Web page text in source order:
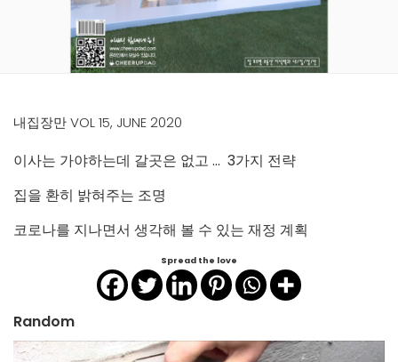
내집장만 VOL 15, JUNE 2020
이사는 가야하는데 갈곳은 없고 … 3가지 전략
집을 환히 밝혀주는 조명
코로나를 지나면서 생각해 볼 수 있는 재정 계획
Spread the love
Random